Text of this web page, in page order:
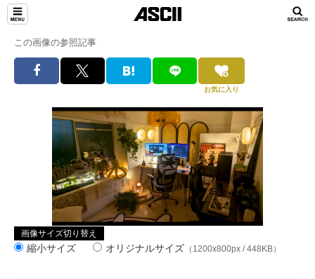
この画像の参照記事
お気に入り
画像サイズ切り替え
縮小サイズ オリジナルサイズ （1200x800px / 448KB）